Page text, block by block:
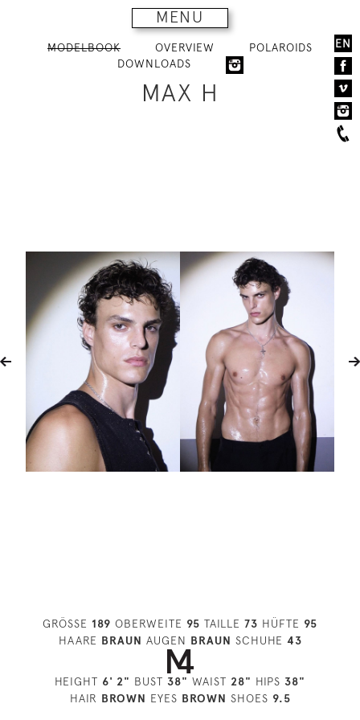
MENU
EN
MODELBOOK OVERVIEW
POLAROIDS
DOWNLOADS
MAX H
GRÖSSE 189 OBERWEITE 95 TAILLE 73 HÜFTE 95
HAARE BRAUN AUGEN BRAUN SCHUHE 43
HEIGHT 6' 2" BUST 38" WAIST 28" HIPS 38"
HAIR BROWN EYES BROWN SHOES 9.5